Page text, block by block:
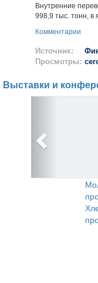
Внутренние
998,9 тыс. тонн, в
Комментарии
Источник:
Просмотры:
Выставки и